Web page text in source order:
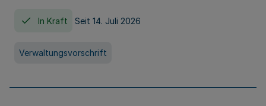
In Kraft Seit 14. Juli 2026
Verwaltungsvorschrift